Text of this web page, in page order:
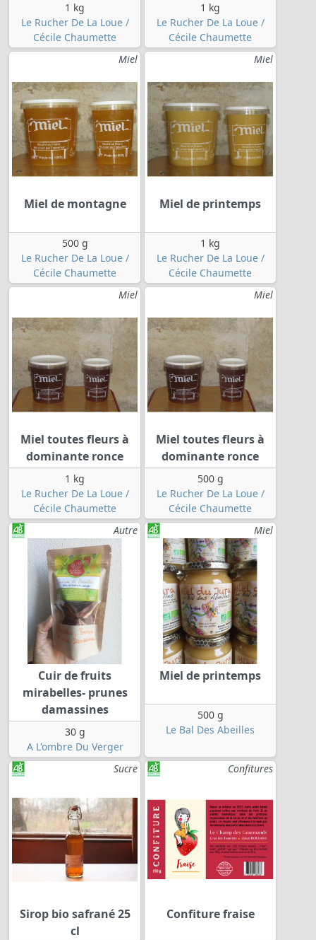
1 kg
Le Rucher De La Loue /
Cécile Chaumette
1 kg
Le Rucher De La Loue /
Cécile Chaumette
Miel
Miel de montagne
500 g
Le Rucher De La Loue /
Cécile Chaumette
Miel
Miel de printemps
1 kg
Le Rucher De La Loue /
Cécile Chaumette
Miel
Miel toutes fleurs à
dominante ronce
1 kg
Le Rucher De La Loue /
Cécile Chaumette
Miel
Miel toutes fleurs à
dominante ronce
500 g
Le Rucher De La Loue /
Cécile Chaumette
Autre
Cuir de fruits
mirabelles- prunes
damassines
30 g
A L'ombre Du Verger
Miel
Miel de printemps
500 g
Le Bal Des Abeilles
Sucre
Sirop bio safrané 25
cl
Confitures
Confiture fraise